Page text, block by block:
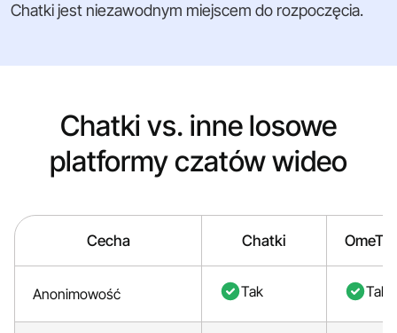
Chatki jest niezawodnym miejscem do rozpoczęcia.
Chatki vs. inne losowe
platformy czatów wideo
Cecha Chatki OmeTV
Anonimowość Tak Tak